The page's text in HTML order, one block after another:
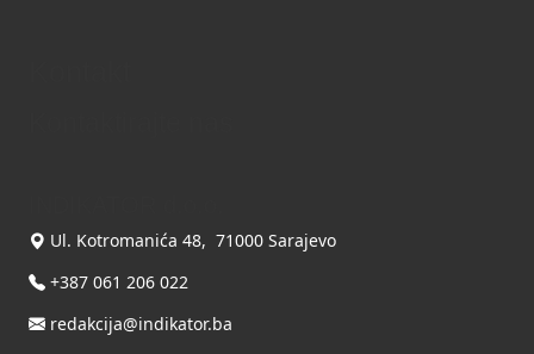
Ul. Kotromanića 48, 71000 Sarajevo
+387 061 206 022
redakcija@indikator.ba